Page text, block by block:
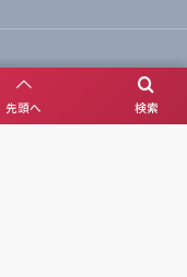
検索
先頭へ